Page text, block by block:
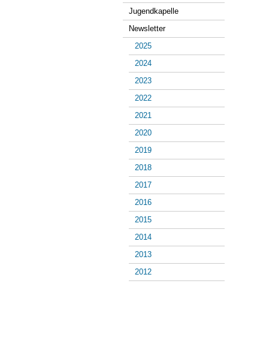
Jugendkapelle
Newsletter
2025
2024
2023
2022
2021
2020
2019
2018
2017
2016
2015
2014
2013
2012